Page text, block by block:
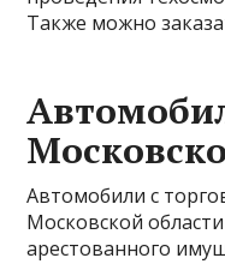
Также можно
Автомобили с
Московской
арестованного